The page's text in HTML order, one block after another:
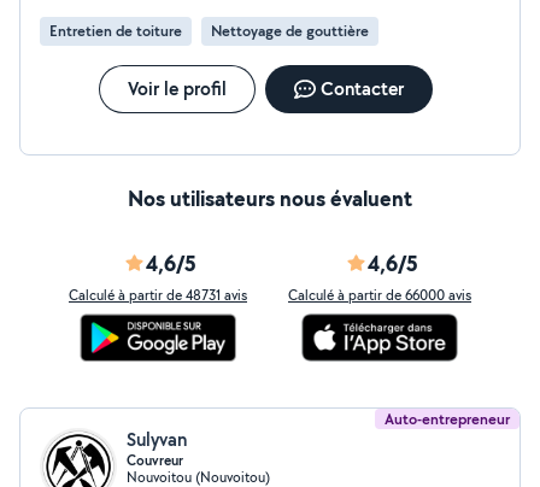
Entretien de toiture Nettoyage de gouttière
Voir le profil Contacter
Nos utilisateurs nous évaluent
4,6/5
Calculé à partir de 48731 avis
4,6/5
Calculé à partir de 66000 avis
Auto-entrepreneur
Sulyvan
Couvreur
Nouvoitou (Nouvoitou)